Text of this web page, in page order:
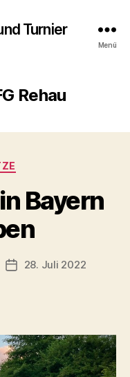
Turnier
Menü
Rehau
Bayern
28. Juli 2022